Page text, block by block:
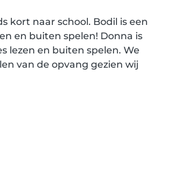
kort naar school. Bodil is een
en buiten spelen! Donna is
lezen en buiten spelen. We
van de opvang gezien wij